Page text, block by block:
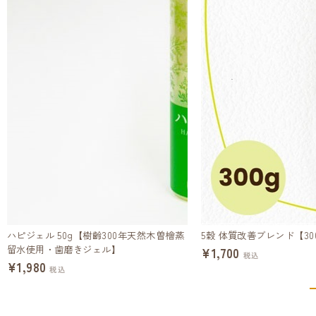
ハピジェル 50g【樹齢300年天然木曽檜蒸
留水使用・歯磨きジェル】
¥1,980 税込
5穀 体質改善ブレンド【
¥1,700 税込